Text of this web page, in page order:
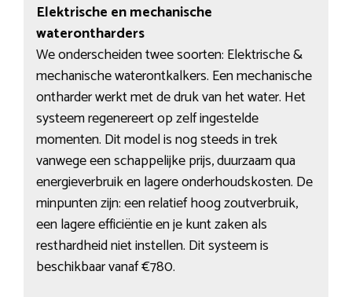
Elektrische en mechanische
waterontharders
We onderscheiden twee soorten: Elektrische &
mechanische waterontkalkers. Een mechanische
ontharder werkt met de druk van het water. Het
systeem regenereert op zelf ingestelde
momenten. Dit model is nog steeds in trek
vanwege een schappelijke prijs, duurzaam qua
energieverbruik en lagere onderhoudskosten. De
minpunten zijn: een relatief hoog zoutverbruik,
een lagere efficiëntie en je kunt zaken als
resthardheid niet instellen. Dit systeem is
beschikbaar vanaf €780.